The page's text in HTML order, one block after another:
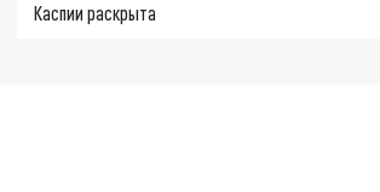
Каспии раскрыта